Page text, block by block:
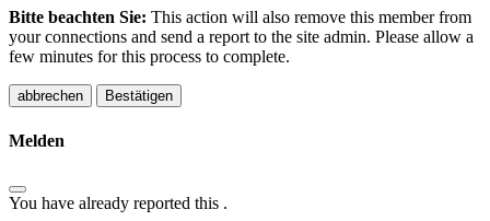
Bitte beachten Sie: This action will also remove this member from
your connections and send a report to the site admin. Please allow a
few minutes for this process to complete.
Bestätigen
Melden
You have already reported this .